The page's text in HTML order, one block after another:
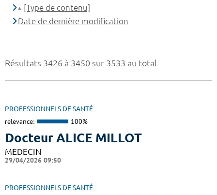
Résultats 3426 à 3450 sur 3533 au total
PROFESSIONNELS DE SANTÉ
relevance: 100%
Docteur ALICE MILLOT
MEDECIN
29/04/2026 09:50
PROFESSIONNELS DE SANTÉ
[Type de contenu]
Date de dernière modification